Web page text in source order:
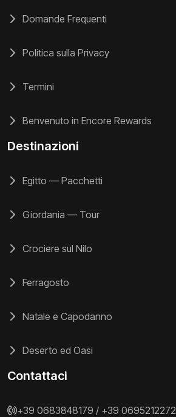
Domande Frequenti
Politica sulla Privacy
Termini
Benvenuto in Encore Rewards
Destinazioni
Egitto — Pacchetti
Giordania — Tour
Crociere sul Nilo
Ferragosto
Natale e Capodanno
Deserto ed Oasi
Contattaci
+39 0683848179 / +39 0695212272